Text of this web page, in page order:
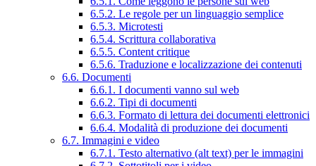
6.5.2. Le regole per un linguaggio semplice
6.5.3. Microtesti
6.5.4. Scrittura collaborativa
6.5.5. Content critique
6.5.6. Traduzione e localizzazione dei contenuti
6.6. Documenti
6.6.1. I documenti vanno sul web
6.6.2. Tipi di documenti
6.6.3. Formato di lettura dei documenti elettronici
6.6.4. Modalità di produzione dei documenti
6.7. Immagini e video
6.7.1. Testo alternativo (alt text) per le immagini